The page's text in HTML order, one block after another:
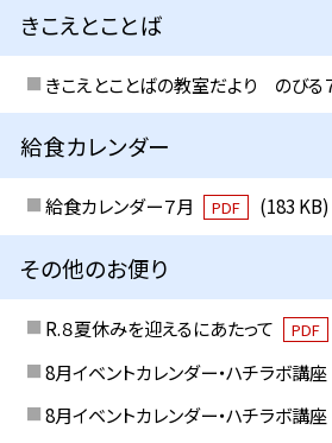
きこえとことば
きこえとことばの教室だより のびる
給食カレンダー
給食カレンダー７月 PDF (183 KB)
その他のお便り
R.８夏休みを迎えるにあたって PDF
8月イベントカレンダー・ハチラボ講座
8月イベントカレンダー・ハチラボ講座